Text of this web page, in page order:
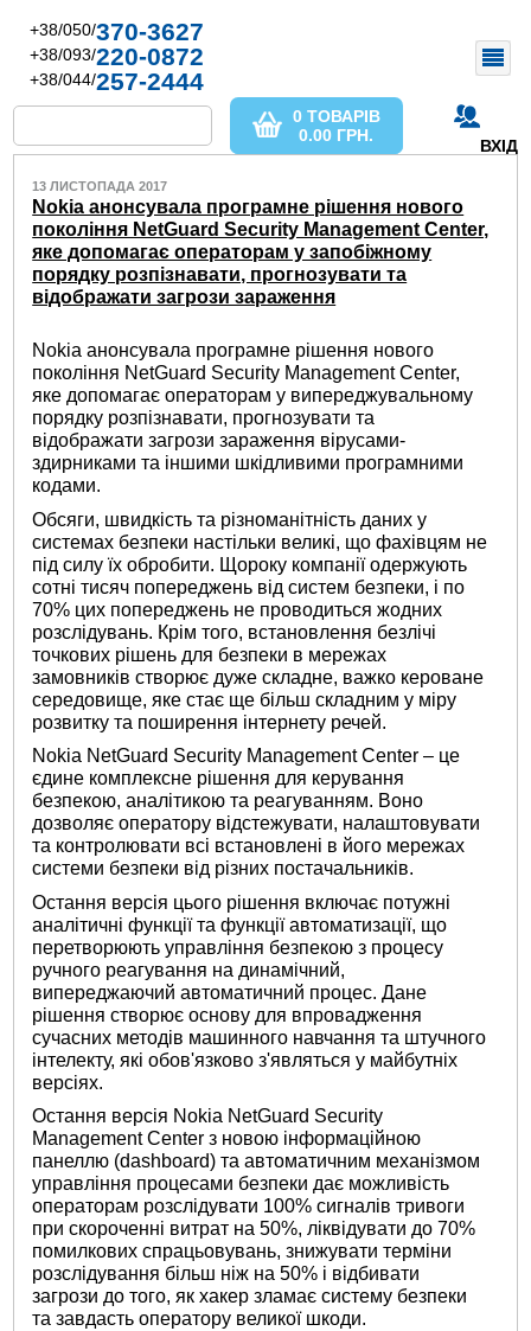
+38/050/370-3627
+38/093/220-0872
+38/044/257-2444
ВХІД
0 ТОВАРІВ
0.00 ГРН.
13 ЛИСТОПАДА 2017
Nokia анонсувала програмне рішення нового
покоління NetGuard Security Management Center,
яке допомагає операторам у запобіжному
порядку розпізнавати, прогнозувати та
відображати загрози зараження
Nokia анонсувала програмне рішення нового
покоління NetGuard Security Management Center,
яке допомагає операторам у випереджувальному
порядку розпізнавати, прогнозувати та
відображати загрози зараження вірусами-
здирниками та іншими шкідливими програмними
кодами.
Обсяги, швидкість та різноманітність даних у
системах безпеки настільки великі, що фахівцям не
під силу їх обробити. Щороку компанії одержують
сотні тисяч попереджень від систем безпеки, і по
70% цих попереджень не проводиться жодних
розслідувань. Крім того, встановлення безлічі
точкових рішень для безпеки в мережах
замовників створює дуже складне, важко кероване
середовище, яке стає ще більш складним у міру
розвитку та поширення інтернету речей.
Nokia NetGuard Security Management Center – це
єдине комплексне рішення для керування
безпекою, аналітикою та реагуванням. Воно
дозволяє оператору відстежувати, налаштовувати
та контролювати всі встановлені в його мережах
системи безпеки від різних постачальників.
Остання версія цього рішення включає потужні
аналітичні функції та функції автоматизації, що
перетворюють управління безпекою з процесу
ручного реагування на динамічний,
випереджаючий автоматичний процес. Дане
рішення створює основу для впровадження
сучасних методів машинного навчання та штучного
інтелекту, які обов'язково з'являться у майбутніх
версіях.
Остання версія Nokia NetGuard Security
Management Center з новою інформаційною
панеллю (dashboard) та автоматичним механізмом
управління процесами безпеки дає можливість
операторам розслідувати 100% сигналів тривоги
при скороченні витрат на 50%, ліквідувати до 70%
помилкових спрацьовувань, знижувати терміни
розслідування більш ніж на 50% і відбивати
загрози до того, як хакер зламає систему безпеки
та завдасть оператору великої шкоди.